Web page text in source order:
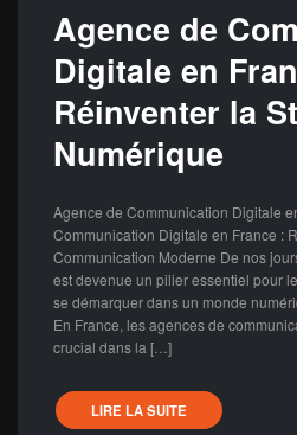
Agence de
Digitale en
Réinventer la
Numérique
Agence de Communication Digitale
Communication Digitale en France :
Communication Moderne De nos
est devenue un pilier essentiel pour
se démarquer dans un monde
En France, les agences de
crucial dans la […]
LIRE LA SUITE